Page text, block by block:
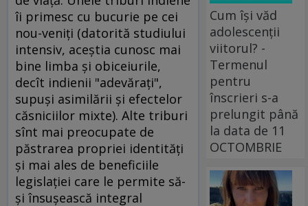
îi primesc cu bucurie pe cei
nou-veniţi (datorită studiului
intensiv, aceştia cunosc mai
bine limba şi obiceiurile,
decît indienii "adevăraţi",
supuşi asimilării şi efectelor
căsniciilor mixte). Alte triburi
sînt mai preocupate de
păstrarea propriei identităţi
şi mai ales de beneficiile
legislaţiei care le permite să-
şi însuşească integral
Cum își văd
adolescenții
viitorul? -
Termenul
pentru
înscrieri s-a
prelungit până
la data de 11
OCTOMBRIE